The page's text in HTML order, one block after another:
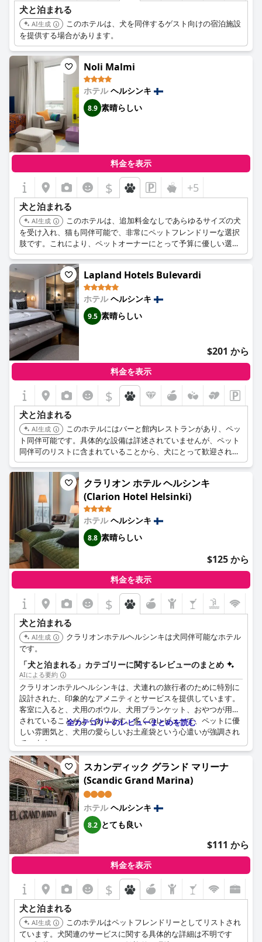
犬と泊まれる
AI生成
このホテルは、犬を同伴するゲスト向けの宿泊施設
を提供する場合があります。
Noli Malmi
ホテルヘルシンキ
8.9 素晴らしい
料金を表示
$ +5
犬と泊まれる
AI生成
このホテルは、追加料金なしであらゆるサイズの犬
を受け入れ、猫も同伴可能で、非常にペットフレンドリーな選択
肢です。これにより、ペットオーナーにとって予算に優しい選択
肢となります。
Lapland Hotels Bulevardi
ホテルヘルシンキ
9.5 素晴らしい
$201 から
料金を表示
$
犬と泊まれる
AI生成
このホテルにはバーと館内レストランがあり、ペッ
ト同伴可能です。具体的な設備は詳述されていませんが、ペット
同伴可のリストに含まれていることから、犬にとって歓迎される
環境であることが示唆されます。
クラリオン ホテル ヘルシンキ
(Clarion Hotel Helsinki)
ホテルヘルシンキ
8.8 素晴らしい
$125 から
料金を表示
$
犬と泊まれる
AI生成
クラリオンホテルヘルシンキは犬同伴可能なホテル
です。
「犬と泊まれる」カテゴリーに関するレビューのまとめ
AIによる要約
クラリオンホテルヘルシンキは、犬連れの旅行者のために特別に
設計された、印象的なアメニティとサービスを提供しています。
客室に入ると、犬用のボウル、犬用ブランケット、おやつが用意
されていることがよくあります。多くのレビューで、ペットに優
しい雰囲気と、犬用の愛らしいお土産袋という心遣いが強調され
ています。
このホテルはペットの飼い主を歓迎しており、滞在中ペットが十
分に世話されるように配慮しています。夜間に犬の鳴き声による
騒音を指摘する人もいましたが、リクエストに応じて静かな部屋
に変更できる点を評価する人もいました。ホテルには犬用バッグ
やその他の必需品が完備されており、ペットに優しいサービスへ
の取り組みが反映されています。
言及された欠点の1つは、パンデミックによる制限に関連してお
り、犬連れのゲストはレストラン、サウナ、スイミングプールの
利用が制限されていました。さらに、犬用飲料が温かく、ペット
用のフードが用意されていなかったという意見もあり、一貫した
品質を維持するために改善の余地があることを示唆しています。
全体として、クラリオンホテルヘルシンキは、ペットに優しいポ
リシーと思いやりのあるアメニティで際立っており、犬連れの旅
行者にとって好ましい選択肢となっています。
全カテゴリーのレビューまとめを読む
スカンディック グランド マリーナ
(Scandic Grand Marina)
ホテルヘルシンキ
8.2 とても良い
$111 から
料金を表示
$
犬と泊まれる
AI生成
このホテルはペットフレンドリーとしてリストされ
ています。犬関連のサービスに関する具体的な詳細は不明です